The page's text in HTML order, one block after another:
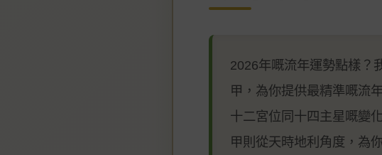
2026年嘅流年運勢點樣？
甲，為你提供最精準嘅流
十二宮位同十四主星嘅變
甲則從天時地利角度，為